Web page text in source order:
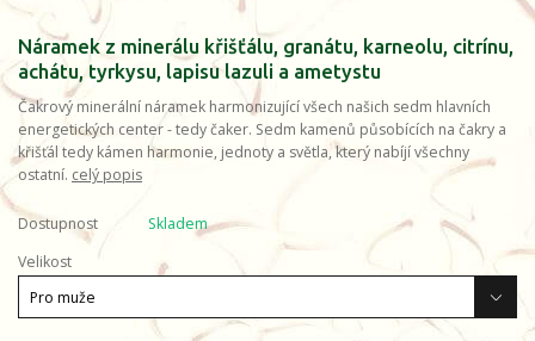
Náramek z minerálu křišťálu, granátu, karneolu, citrínu,
achátu, tyrkysu, lapisu lazuli a ametystu
Čakrový minerální náramek harmonizující všech našich sedm hlavních
energetických center - tedy čaker. Sedm kamenů působících na čakry a
křišťál tedy kámen harmonie, jednoty a světla, který nabíjí všechny
ostatní. celý popis
Dostupnost
Skladem
Velikost